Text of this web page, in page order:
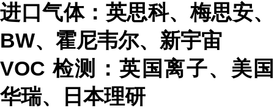
进口气体：英思科、梅思安、
BW、霍尼韦尔、新宇宙
VOC检测：英国离子、美国
华瑞、日本理研